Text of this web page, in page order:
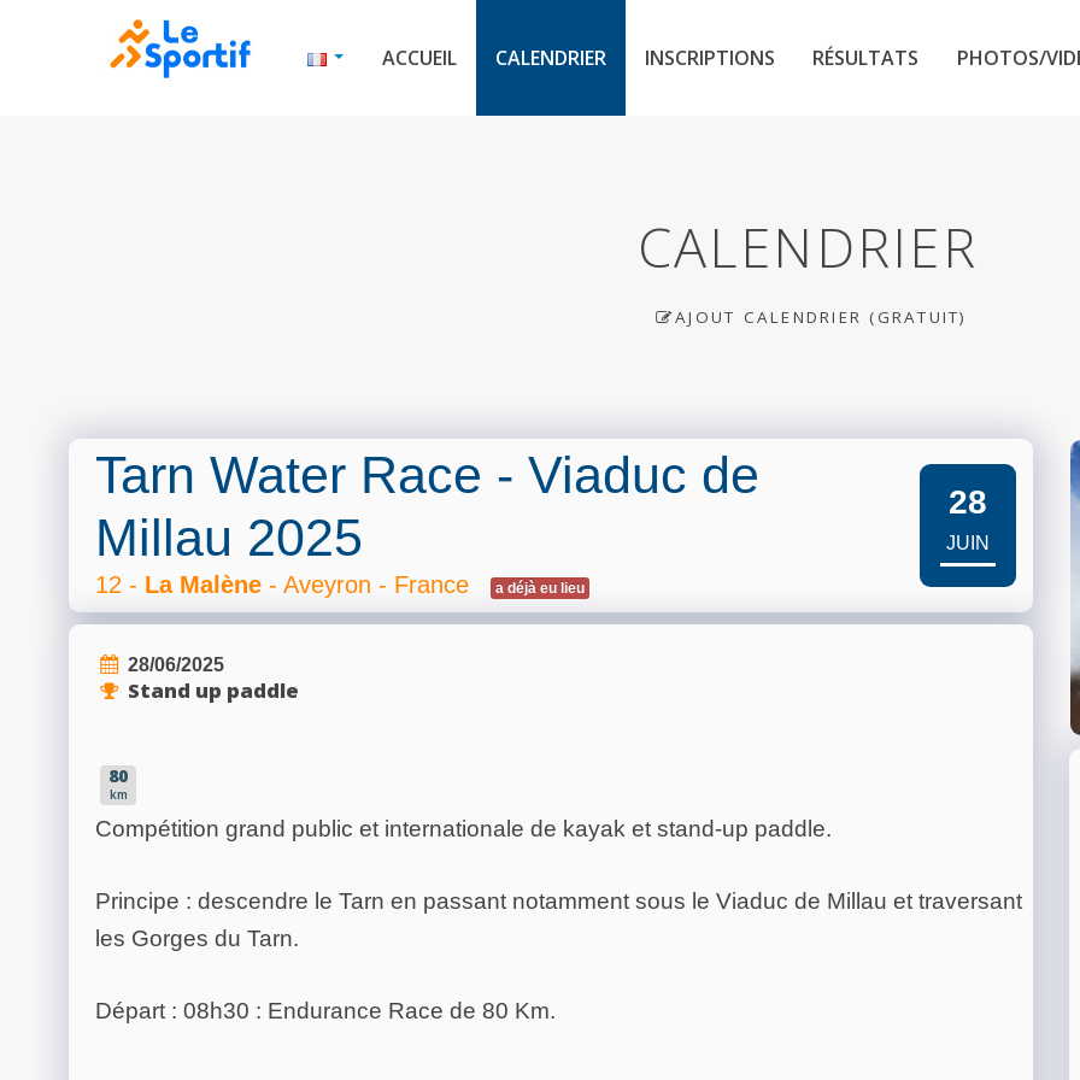
ACCUEIL CALENDRIER INSCRIPTIONS RÉSULTATS PHOTOS/
CALENDRIER
AJOUT CALENDRIER (GRATUIT)
Tarn Water Race - Viaduc de
Millau 2025
12 - La Malène - Aveyron - France a déjà eu lieu
28
JUIN
28/06/2025
Stand up paddle
80
km
Compétition grand public et internationale de kayak et stand-up paddle.
Principe : descendre le Tarn en passant notamment sous le Viaduc de Millau et traversant
les Gorges du Tarn.
Départ : 08h30 : Endurance Race de 80 Km.